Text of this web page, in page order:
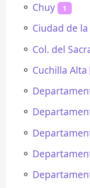
⚬ Chuy 1
⚬ Ciudad de
⚬ Col. del
⚬ Cuchilla Alta
⚬
⚬
⚬
⚬
⚬